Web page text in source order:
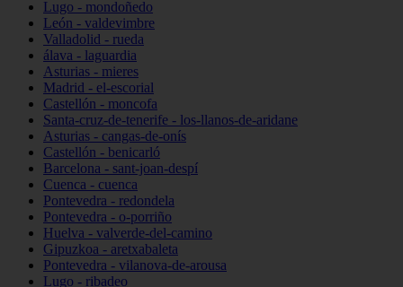
Lugo - mondoñedo
León - valdevimbre
Valladolid - rueda
álava - laguardia
Asturias - mieres
Madrid - el-escorial
Castellón - moncofa
Santa-cruz-de-tenerife - los-llanos-de-aridane
Asturias - cangas-de-onís
Castellón - benicarló
Barcelona - sant-joan-despí
Cuenca - cuenca
Pontevedra - redondela
Pontevedra - o-porriño
Huelva - valverde-del-camino
Gipuzkoa - aretxabaleta
Pontevedra - vilanova-de-arousa
Lugo - ribadeo